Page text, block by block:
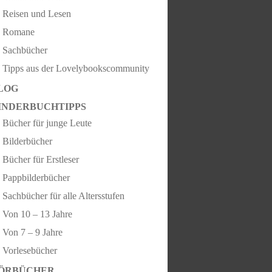
Reisen und Lesen
Romane
Sachbücher
Tipps aus der Lovelybookscommunity
Bücher für junge Leute
Bilderbücher
Bücher für Erstleser
Pappbilderbücher
Sachbücher für alle Altersstufen
Von 10 – 13 Jahre
Von 7 – 9 Jahre
Vorlesebücher